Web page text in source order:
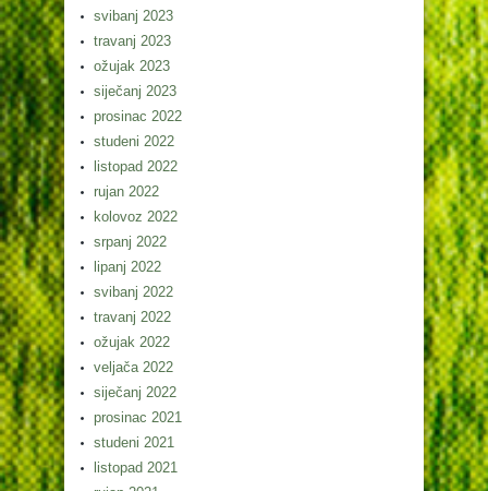
svibanj 2023
travanj 2023
ožujak 2023
siječanj 2023
prosinac 2022
studeni 2022
listopad 2022
rujan 2022
kolovoz 2022
srpanj 2022
lipanj 2022
svibanj 2022
travanj 2022
ožujak 2022
veljača 2022
siječanj 2022
prosinac 2021
studeni 2021
listopad 2021